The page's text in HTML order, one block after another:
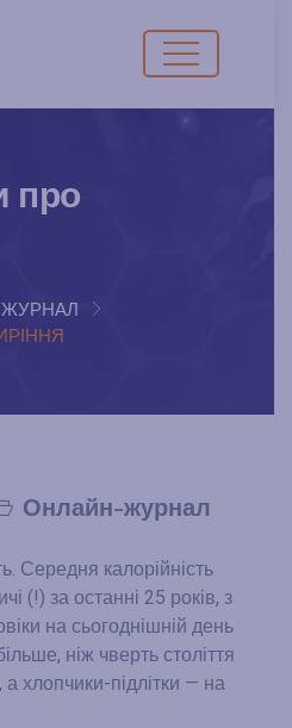
про
Онлайн-журнал
Середня калорійність
(!) за останні 25 років, з
на сьогоднішній день
ніж чверть століття
хлопчики-підлітки — на